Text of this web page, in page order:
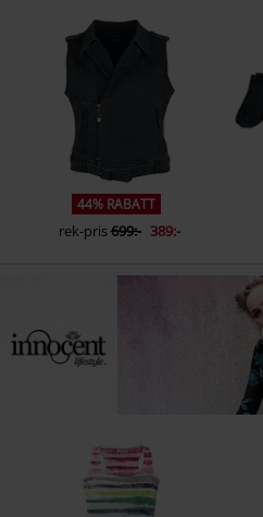
44% RABATT
rek-pris699:- 389:-